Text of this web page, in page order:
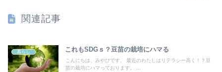
関連記事
暮らし これもSDGｓ？豆苗の栽培にハマる
こんにちは、みやびです。 最近のわたしはリテラシー高く！？豆
苗の栽培にハマっております。 ...